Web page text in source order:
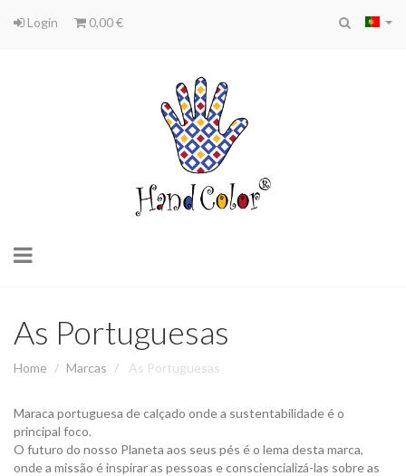
Login 0,00 €
Toggle
As Portuguesas
Home Marcas As Portuguesas
Maraca portuguesa de calçado onde a sustentabilidade é o
principal foco.
O futuro do nosso Planeta aos seus pés é o lema desta marca,
onde a missão é inspirar as pessoas e consciencializá-las sobre as